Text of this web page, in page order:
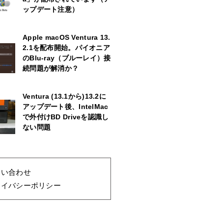
ップデート注意）
Apple macOS Ventura 13.
2.1を配布開始。パイオニア
のBlu-ray（ブルーレイ）接
続問題が解消か？
Ventura (13.1から)13.2に
アップデート後、IntelMac
で外付けBD Driveを認識し
ない問題
合わせ
バシーポリシー